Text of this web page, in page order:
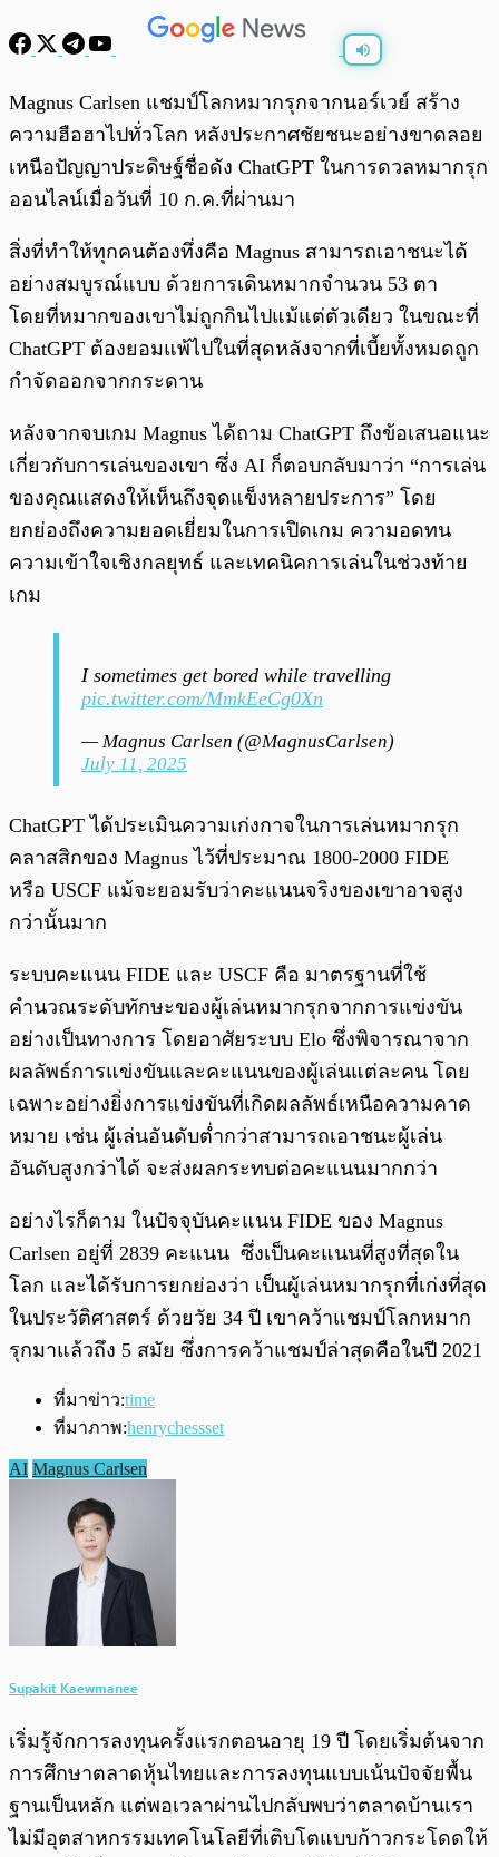
0:00 / 0:00
Magnus Carlsen แชมป์โลกหมากรุกจากนอร์เวย์ สร้าง
ความฮือฮาไปทั่วโลก หลังประกาศชัยชนะอย่างขาดลอย
เหนือปัญญาประดิษฐ์ชื่อดัง ChatGPT ในการดวลหมากรุก
ออนไลน์เมื่อวันที่ 10 ก.ค.ที่ผ่านมา
สิ่งที่ทำให้ทุกคนต้องทึ่งคือ Magnus สามารถเอาชนะได้
อย่างสมบูรณ์แบบ ด้วยการเดินหมากจำนวน 53 ตา
โดยที่หมากของเขาไม่ถูกกินไปแม้แต่ตัวเดียว ในขณะที่
ChatGPT ต้องยอมแพ้ไปในที่สุดหลังจากที่เบี้ยทั้งหมดถูก
กำจัดออกจากกระดาน
หลังจากจบเกม Magnus ได้ถาม ChatGPT ถึงข้อเสนอแนะ
เกี่ยวกับการเล่นของเขา ซึ่ง AI ก็ตอบกลับมาว่า “การเล่น
ของคุณแสดงให้เห็นถึงจุดแข็งหลายประการ” โดย
ยกย่องถึงความยอดเยี่ยมในการเปิดเกม ความอดทน
ความเข้าใจเชิงกลยุทธ์ และเทคนิคการเล่นในช่วงท้าย
เกม
I sometimes get bored while travelling
pic.twitter.com/MmkEeCg0Xn
— Magnus Carlsen (@MagnusCarlsen)
July 11, 2025
ChatGPT ได้ประเมินความเก่งกาจในการเล่นหมากรุก
คลาสสิกของ Magnus ไว้ที่ประมาณ 1800-2000 FIDE
หรือ USCF แม้จะยอมรับว่าคะแนนจริงของเขาอาจสูง
กว่านั้นมาก
ระบบคะแนน FIDE และ USCF คือ มาตรฐานที่ใช้
คำนวณระดับทักษะของผู้เล่นหมากรุกจากการแข่งขัน
อย่างเป็นทางการ โดยอาศัยระบบ Elo ซึ่งพิจารณาจาก
ผลลัพธ์การแข่งขันและคะแนนของผู้เล่นแต่ละคน โดย
เฉพาะอย่างยิ่งการแข่งขันที่เกิดผลลัพธ์เหนือความคาด
หมาย เช่น ผู้เล่นอันดับต่ำกว่าสามารถเอาชนะผู้เล่น
อันดับสูงกว่าได้ จะส่งผลกระทบต่อคะแนนมากกว่า
อย่างไรก็ตาม ในปัจจุบันคะแนน FIDE ของ Magnus
Carlsen อยู่ที่ 2839 คะแนน ซึ่งเป็นคะแนนที่สูงที่สุดใน
โลก และได้รับการยกย่องว่า เป็นผู้เล่นหมากรุกที่เก่งที่สุด
ในประวัติศาสตร์ ด้วยวัย 34 ปี เขาคว้าแชมป์โลกหมาก
รุกมาแล้วถึง 5 สมัย ซึ่งการคว้าแชมป์ล่าสุดคือในปี 2021
ที่มาข่าว:time
ที่มาภาพ:henrychessset
AI Magnus Carlsen
Supakit Kaewmanee
เริ่มรู้จักการลงทุนครั้งแรกตอนอายุ 19 ปี โดยเริ่มต้นจาก
การศึกษาตลาดหุ้นไทยและการลงทุนแบบเน้นปัจจัยพื้น
ฐานเป็นหลัก แต่พอเวลาผ่านไปกลับพบว่าตลาดบ้านเรา
ไม่มีอุตสาหกรรมเทคโนโลยีที่เติบโตแบบก้าวกระโดดให้